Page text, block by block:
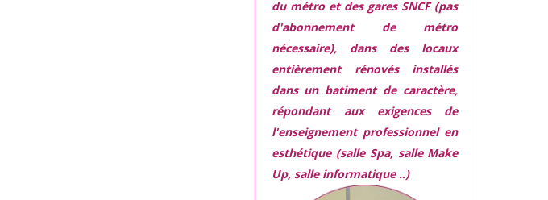
du métro et des gares SNCF (pas
d'abonnement de métro
nécessaire), dans des locaux
entièrement rénovés installés
dans un batiment de caractère,
répondant aux exigencesde
l'enseignement professionnel en
esthétique (salle Spa, salle Make
Up, salle informatique ..)